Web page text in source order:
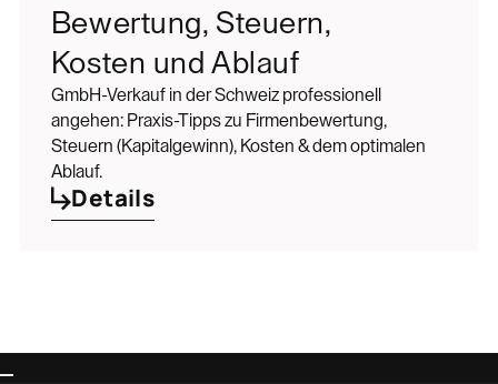
Bewertung, Steuern,
Kosten und Ablauf
GmbH-Verkauf in der Schweiz professionell
angehen: Praxis-Tipps zu Firmenbewertung,
Steuern (Kapitalgewinn), Kosten & dem optimalen
Ablauf.
Details